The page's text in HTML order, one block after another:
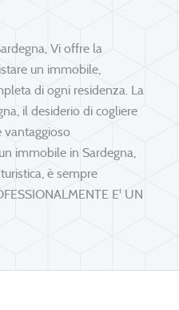
Vi offre la
un immobile,
di ogni residenza. La
il desiderio di cogliere
vantaggioso
immobile in Sardegna,
è sempre
E' UN